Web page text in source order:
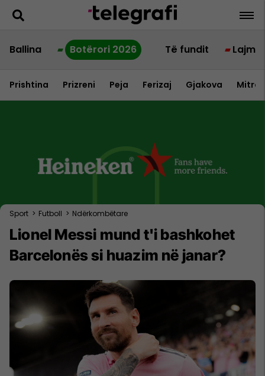
Ballina Botërori 2026 Të fundit Lajme
Prishtina Prizreni Peja Ferizaj Gjakova
Sport > Futboll > Ndërkombëtare
Lionel Messi mund t'i bashkohet
Barcelonës si huazim në janar?